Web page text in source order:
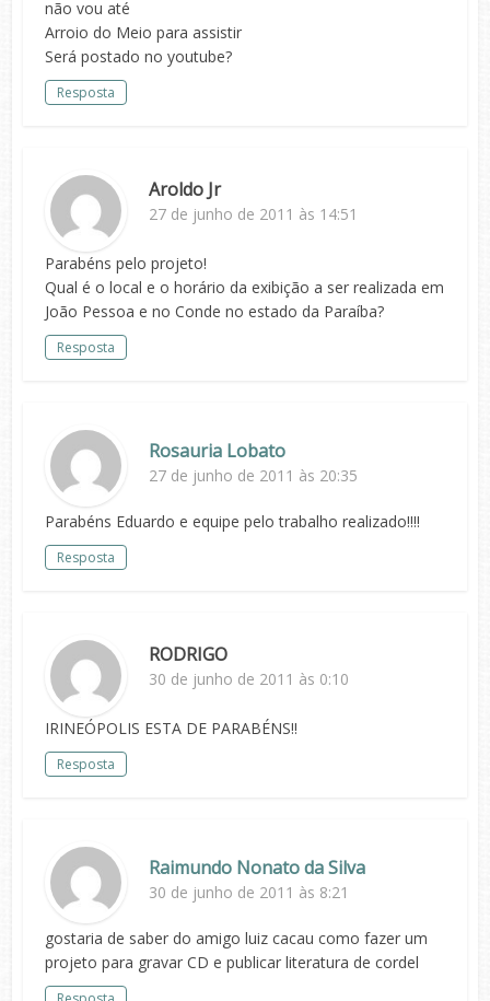
não vou até
Arroio do Meio para assistir
Será postado no youtube?
Resposta
Aroldo Jr
27 de junho de 2011 às 14:51
Parabéns pelo projeto!
Qual é o local e o horário da exibição a ser realizada em
João Pessoa e no Conde no estado da Paraíba?
Resposta
Rosauria Lobato
27 de junho de 2011 às 20:35
Parabéns Eduardo e equipe pelo trabalho realizado!!!!
Resposta
RODRIGO
30 de junho de 2011 às 0:10
IRINEÓPOLIS ESTA DE PARABÉNS!!
Resposta
Raimundo Nonato da Silva
30 de junho de 2011 às 8:21
gostaria de saber do amigo luiz cacau como fazer um
projeto para gravar CD e publicar literatura de cordel